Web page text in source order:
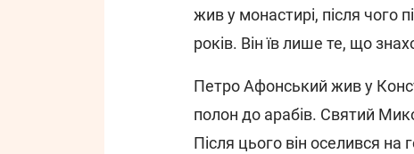
жив у монастирі, після чого
років. Він їв лише те, що
Петро Афонський жив у
полон до арабів. Святий
Після цього він оселився